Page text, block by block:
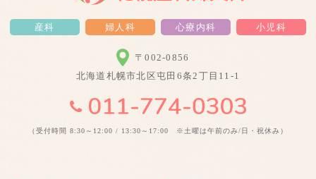
産科 婦人科 心療内科 小児科
〒002-0856
北海道札幌市北区屯田6条2丁目11-1
（受付時間 8:30～12:00 / 13:30～17:00 ※土曜は午前のみ/日・祝休み）